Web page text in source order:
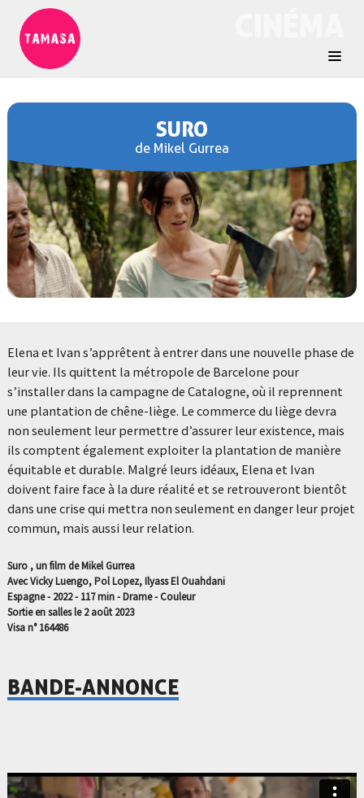
SURO
de Mikel Gurrea
Elena et Ivan s’apprêtent à entrer dans une nouvelle phase de
leur vie. Ils quittent la métropole de Barcelone pour
s’installer dans la campagne de Catalogne, où il reprennent
une plantation de chêne-liège. Le commerce du liège devra
non seulement leur permettre d’assurer leur existence, mais
ils comptent également exploiter la plantation de manière
équitable et durable. Malgré leurs idéaux, Elena et Ivan
doivent faire face à la dure réalité et se retrouveront bientôt
dans une crise qui mettra non seulement en danger leur projet
commun, mais aussi leur relation.
Suro , un film de Mikel Gurrea
Avec Vicky Luengo, Pol Lopez, Ilyass El Ouahdani
Espagne - 2022 - 117 min - Drame - Couleur
Sortie en salles le 2 août 2023
Visa n° 164486
BANDE-ANNONCE